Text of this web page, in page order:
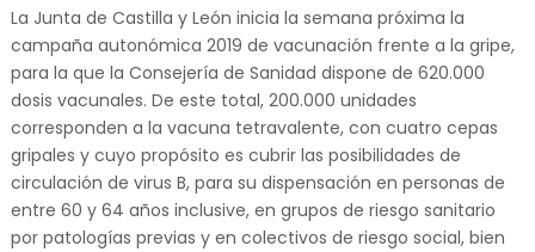
La Junta de Castilla y León inicia la semana próxima la
campaña autonómica 2019 de vacunación frente a la gripe,
para la que la Consejería de Sanidad dispone de 620.000
dosis vacunales. De este total, 200.000 unidades
corresponden a la vacuna tetravalente, con cuatro cepas
gripales y cuyo propósito es cubrir las posibilidades de
circulación de virus B, para su dispensación en personas de
entre 60 y 64 años inclusive, en grupos de riesgo sanitario
por patologías previas y en colectivos de riesgo social, bien